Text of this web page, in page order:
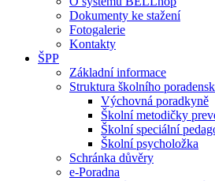
Dokumenty ke stažení
Fotogalerie
Kontakty
ŠPP
Základní informace
Struktura školního
Výchovná poradkyně
Školní metodičky
Školní speciální
Školní psycholožka
Schránka důvěry
e-Poradna